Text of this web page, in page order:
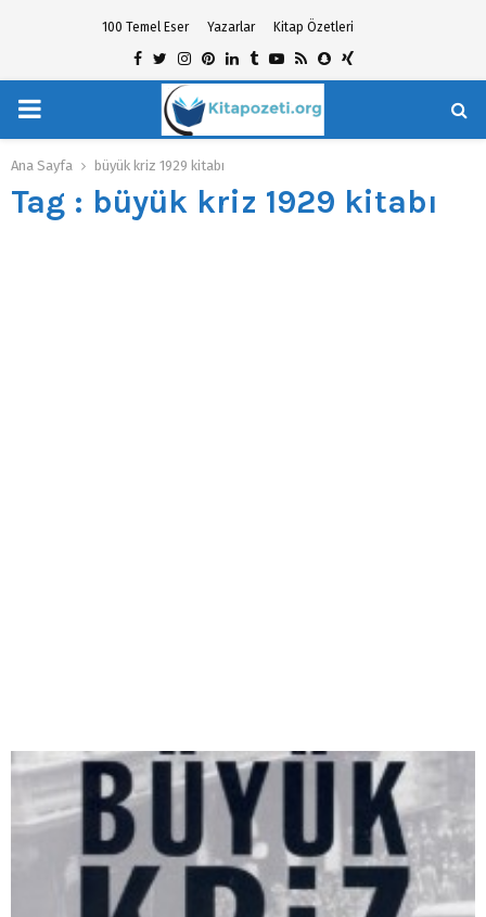
100 Temel Eser Yazarlar Kitap Özetleri
Facebook
TwitterInstagram
Pinterest
Linkedin
TumblrYoutube
RssSnapchat
Xing
PRIMARY
MENU
Ana Sayfa büyük kriz 1929 kitabı
Tag : büyük kriz 1929 kitabı